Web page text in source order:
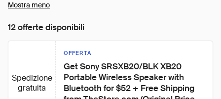
Mostra meno
12 offerte disponibili
Spedizione
gratuita
OFFERTA
Get Sony SRSXB20/BLK XB20
Portable Wireless Speaker with
Bluetooth for $52 + Free Shipping